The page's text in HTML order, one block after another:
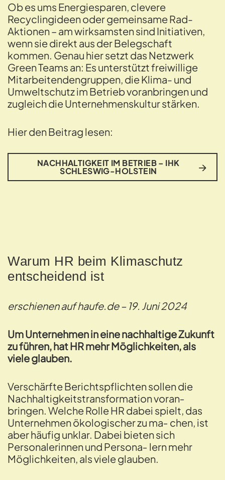
Ob es ums Energiesparen, clevere
Recyclingideen oder gemeinsame Rad-
Aktionen – am wirksamsten sind Initiativen,
wenn sie direkt aus der Belegschaft
kommen. Genau hier setzt das Netzwerk
Green Teams an: Es unterstützt freiwillige
Mitarbeitendengruppen, die Klima- und
Umweltschutz im Betrieb voranbringen und
zugleich die Unternehmenskultur stärken.
Hier den Beitrag lesen:
NACHHALTIGKEIT IM BETRIEB – IHK
SCHLESWIG-HOLSTEIN
Warum HR beim Klimaschutz
entscheidend ist
erschienen auf haufe.de – 19. Juni 2024
Um Unternehmen in eine nachhaltige Zukunft
zu führen, hat HR mehr Möglichkeiten, als
viele glauben.
Verschärfte Berichtspflichten sollen die
Nachhaltigkeitstransformation voran‐
bringen. Welche Rolle HR dabei spielt, das
Unternehmen ökologischer zu ma‐ chen, ist
aber häufig unklar. Dabei bieten sich
Personalerinnen und Persona‐ lern mehr
Möglichkeiten, als viele glauben.